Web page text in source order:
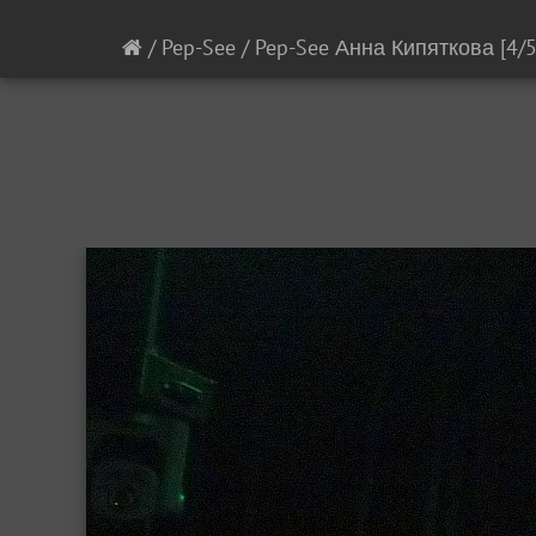
/ Pep-See / Pep-See Анна Кипяткова [4/